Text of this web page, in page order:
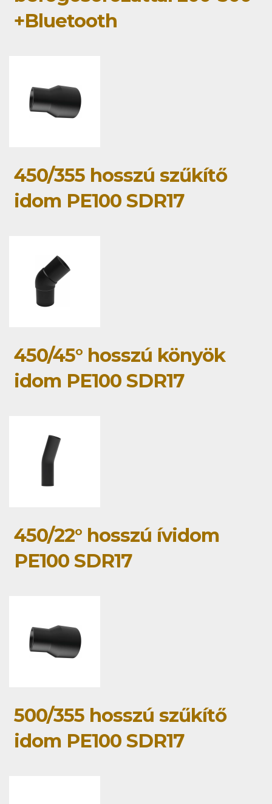
+Bluetooth
450/355 hosszú szűkítő
idom PE100 SDR17
450/45° hosszú könyök
idom PE100 SDR17
450/22° hosszú ívidom
PE100 SDR17
500/355 hosszú szűkítő
idom PE100 SDR17